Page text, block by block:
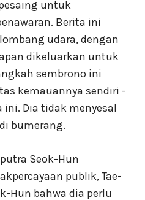
untuk
Berita ini
udara, dengan
dikeluarkan untuk
sembrono ini
kemauannya sendiri -
Dia tidak menyesal
bumerang.
Seok-Hun
publik, Tae-
Hun bahwa dia perlu